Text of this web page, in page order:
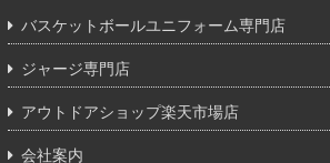
バスケットボールユニフォーム専門店
ジャージ専門店
アウトドアショップ楽天市場店
会社案内